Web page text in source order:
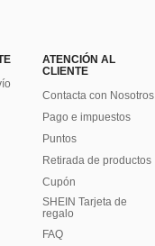
ATENCIÓN AL
CLIENTE
Contacta con Nosotros
Pago e impuestos
Puntos
Retirada de productos
Cupón
SHEIN Tarjeta de
regalo
FAQ